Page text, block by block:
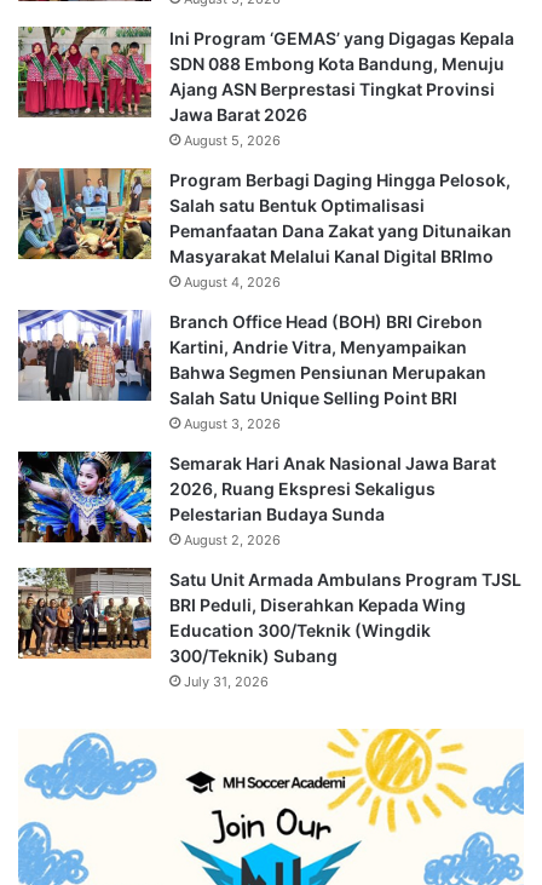
Ini Program ‘GEMAS’ yang Digagas Kepala
SDN 088 Embong Kota Bandung, Menuju
Ajang ASN Berprestasi Tingkat Provinsi
Jawa Barat 2026
August 5, 2026
Program Berbagi Daging Hingga Pelosok,
Salah satu Bentuk Optimalisasi
Pemanfaatan Dana Zakat yang Ditunaikan
Masyarakat Melalui Kanal Digital BRImo
August 4, 2026
Branch Office Head (BOH) BRI Cirebon
Kartini, Andrie Vitra, Menyampaikan
Bahwa Segmen Pensiunan Merupakan
Salah Satu Unique Selling Point BRI
August 3, 2026
Semarak Hari Anak Nasional Jawa Barat
2026, Ruang Ekspresi Sekaligus
Pelestarian Budaya Sunda
August 2, 2026
Satu Unit Armada Ambulans Program TJSL
BRI Peduli, Diserahkan Kepada Wing
Education 300/Teknik (Wingdik
300/Teknik) Subang
July 31, 2026